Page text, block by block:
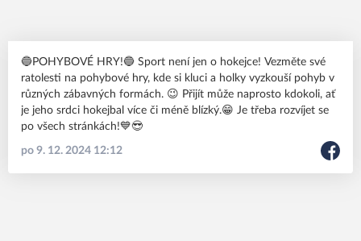
🔵POHYBOVÉ HRY!🔵 Sport není jen o hokejce! Vezměte své
ratolesti na pohybové hry, kde si kluci a holky vyzkouší pohyb v
různých zábavných formách. 😉 Přijít může naprosto kdokoli, ať
je jeho srdci hokejbal více či méně blízký.😁 Je třeba rozvíjet se
po všech stránkách!💙😎
po 9. 12. 2024 12:12